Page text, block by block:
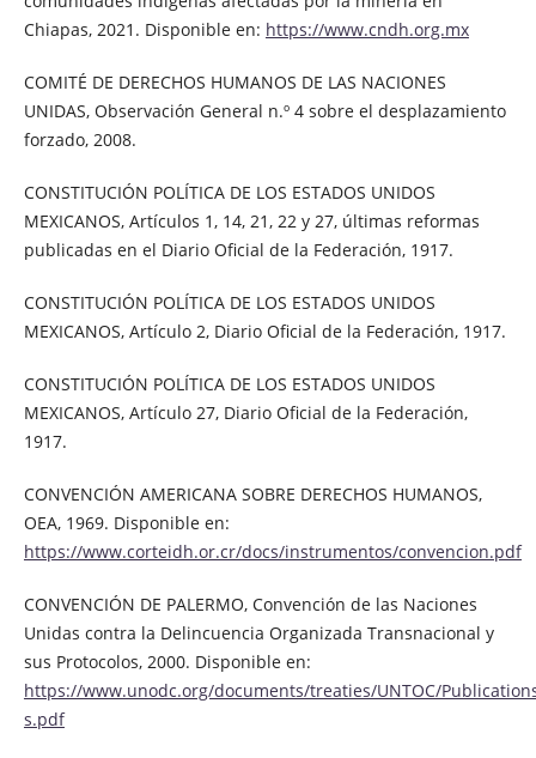
Chiapas, 2021. Disponible en: https://www.cndh.org.mx
COMITÉ DE DERECHOS HUMANOS DE LAS NACIONES
UNIDAS, Observación General n.º 4 sobre el desplazamiento
forzado, 2008.
CONSTITUCIÓN POLÍTICA DE LOS ESTADOS UNIDOS
MEXICANOS, Artículos 1, 14, 21, 22 y 27, últimas reformas
publicadas en el Diario Oficial de la Federación, 1917.
CONSTITUCIÓN POLÍTICA DE LOS ESTADOS UNIDOS
MEXICANOS, Artículo 2, Diario Oficial de la Federación, 1917.
CONSTITUCIÓN POLÍTICA DE LOS ESTADOS UNIDOS
MEXICANOS, Artículo 27, Diario Oficial de la Federación,
1917.
CONVENCIÓN AMERICANA SOBRE DERECHOS HUMANOS,
OEA, 1969. Disponible en:
https://www.corteidh.or.cr/docs/instrumentos/convencion.pdf
CONVENCIÓN DE PALERMO, Convención de las Naciones
Unidas contra la Delincuencia Organizada Transnacional y
sus Protocolos, 2000. Disponible en:
https://www.unodc.org/documents/treaties/UNTOC/
s.pdf